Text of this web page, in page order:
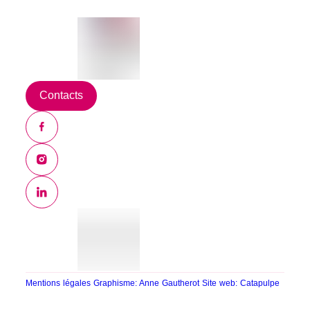
Contacts
Mentions légalesGraphisme: Anne GautherotSite web: Catapulpe